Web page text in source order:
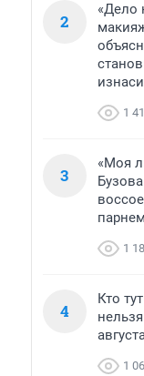
2
«Дело
1
3
«Моя
1
4
Кто
1